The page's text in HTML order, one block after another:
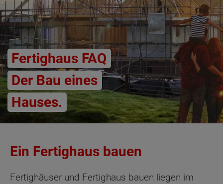
Fertighaus FAQ
Der Bau eines
Hauses.
Ein Fertighaus bauen
Fertighäuser und Fertighaus bauen liegen im